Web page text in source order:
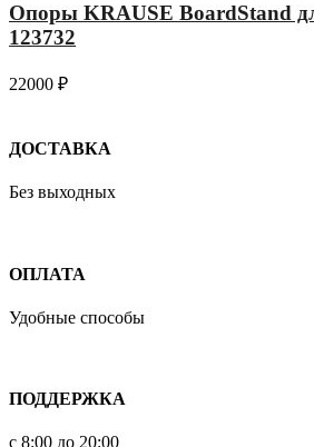
Опоры KRAUSE BoardStand
123732
22000 ₽
ДОСТАВКА
Без выходных
ОПЛАТА
Удобные способы
ПОДДЕРЖКА
с 8:00 до 20:00